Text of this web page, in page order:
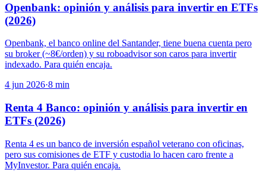
Openbank: opinión y análisis para invertir en ETFs
(2026)
Openbank, el banco online del Santander, tiene buena cuenta pero
su broker (~8€/orden) y su roboadvisor son caros para invertir
indexado. Para quién encaja.
4 jun 2026·8 min
Renta 4 Banco: opinión y análisis para invertir en
ETFs (2026)
Renta 4 es un banco de inversión español veterano con oficinas,
pero sus comisiones de ETF y custodia lo hacen caro frente a
MyInvestor. Para quién encaja.